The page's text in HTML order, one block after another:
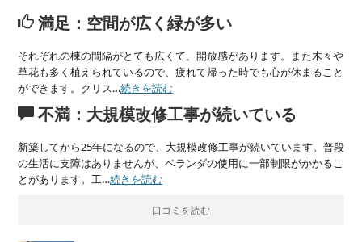
満足：空間が広く緑が多い
それぞれの棟の間隔がとても広くて、開放感があります。また木々や
草花も多く植えられているので、疲れて帰った時でも心が休まること
ができます。クリス…続きを読む
不満：大規模改修工事が続いている
新築してから25年になるので、大規模改修工事が続いています。普段
の生活に支障はありませんが、ベランダの使用に一部制限がかかるこ
とがあります。工…続きを読む
口コミを読む